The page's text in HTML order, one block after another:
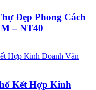
Đẹp Phong Cách
– NT40
Kết Hợp Kinh